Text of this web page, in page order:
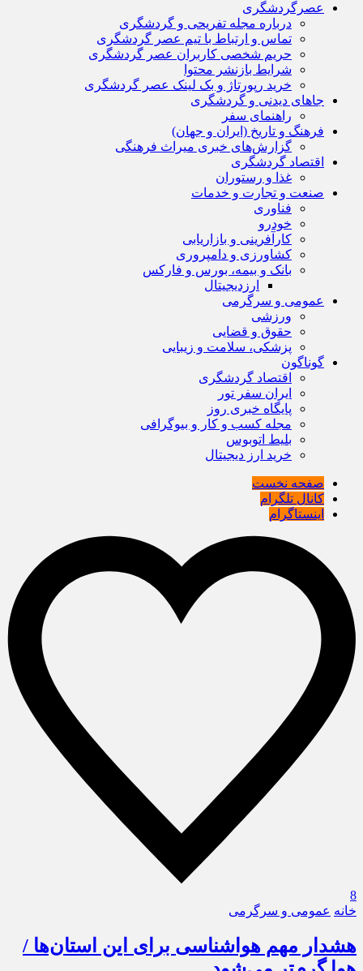
عصرگردشگری
درباره مجله تفریحی و گردشگری
تماس و ارتباط با تیم عصر گردشگری
حریم شخصی کاربران عصر گردشگری
شرایط بازنشر محتوا
خرید رپورتاژ و بک لینک عصر گردشگری
جاهای دیدنی و گردشگری
راهنمای سفر
فرهنگ و تاریخ (ایران و جهان)
گزارش‌های خبری میراث فرهنگی
اقتصاد گردشگری
غذا و رستوران
صنعت و تجارت و خدمات
فناوری
خودرو
کارآفرینی و بازاریابی
کشاورزی و دامپروری
بانک و بیمه، بورس و فارکس
ارزدیجیتال
عمومی و سرگرمی
ورزشی
حقوق و قضایی
پزشکی، سلامت و زیبایی
گوناگون
اقتصاد گردشگری
ایران سفر تور
پایگاه خبری روز
مجله کسب و کار و بیوگرافی
بلیط اتوبوس
خرید ارز دیجیتال
صفحه نخست
کانال تلگرام
اینستاگرام
8
خانه عمومی و سرگرمی
هشدار مهم هواشناسی برای این استان‌ها /